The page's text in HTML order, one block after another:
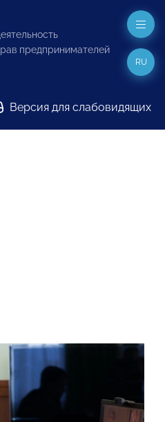
предпринимателей
Версия для слабовидящих
RU